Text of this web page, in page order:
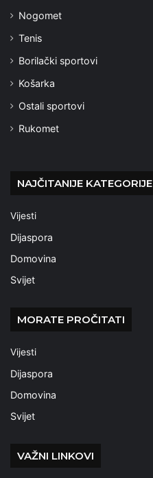
Nogomet
Tenis
Borilački sportovi
Košarka
Ostali sportovi
Rukomet
NAJČITANIJE KATEGORIJE
Vijesti
Dijaspora
Domovina
Svijet
MORATE PROČITATI
Vijesti
Dijaspora
Domovina
Svijet
VAŽNI LINKOVI